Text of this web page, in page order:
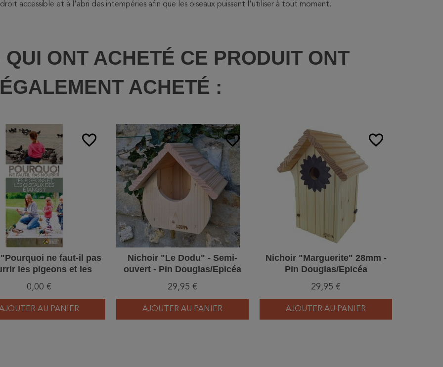
accessible et à l'abri des intempéries afin que les oiseaux puissent l'utiliser à tout moment.
ONT ACHETÉ CE PRODUIT ONT
ÉGALEMENT ACHETÉ :
favorite_border
ne faut-il pas
les pigeons et les
des étangs ?" -
Dépliant
0,00 €
AU PANIER
favorite_border
Nichoir "Le Dodu" - Semi-
ouvert - Pin Douglas/Epicéa
29,95 €
AJOUTER AU PANIER
favorite_border
Nichoir "Marguerite" 28mm -
Pin Douglas/Epicéa
29,95 €
AJOUTER AU PANIER